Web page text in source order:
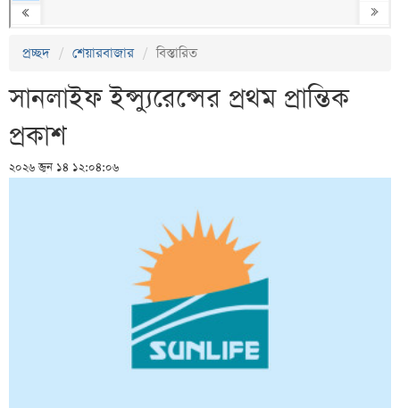
প্রচ্ছদ শেয়ারবাজার বিস্তারিত
সানলাইফ ইন্স্যুরেন্সের প্রথম প্রান্তিক
প্রকাশ
২০২৬ জুন ১৪ ১২:০৪:০৬